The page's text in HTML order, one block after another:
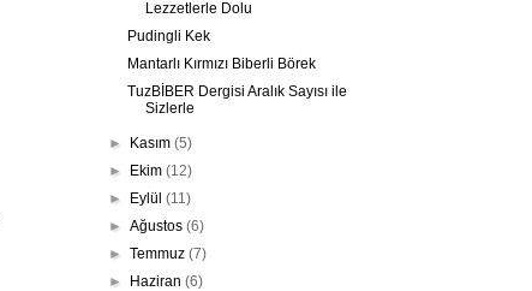
Lezzetlerle Dolu
Pudingli Kek
Mantarlı Kırmızı Biberli Börek
TuzBİBER Dergisi Aralık Sayısı ile
Sizlerle
► Kasım(5)
► Ekim(12)
► Eylül(11)
►Ağustos(6)
►Temmuz(7)
► Haziran(6)